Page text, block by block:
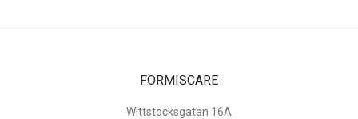
FORMISCARE
Wittstocksgatan 16A